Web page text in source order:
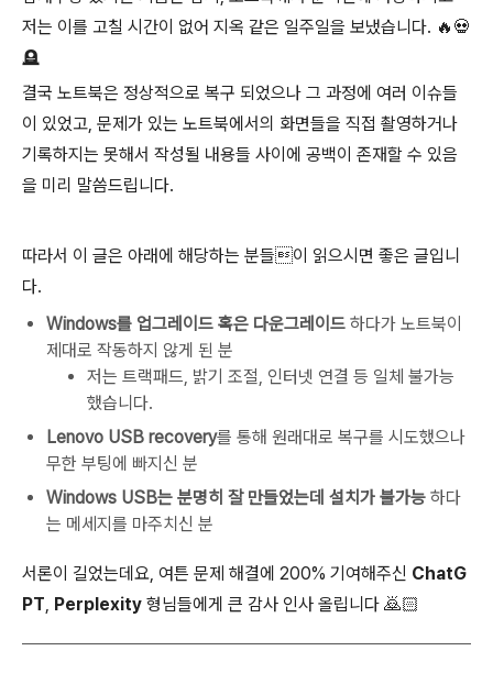
저는 이를 고칠 시간이 없어 지옥 같은 일주일을 보냈습니다. 🔥💀
🪦
결국 노트북은 정상적으로 복구 되었으나 그 과정에 여러 이슈들
이 있었고, 문제가 있는 노트북에서의 화면들을 직접 촬영하거나
기록하지는 못해서 작성될 내용들 사이에 공백이 존재할 수 있음
을 미리 말씀드립니다.
따라서 이 글은 아래에 해당하는 분들이 읽으시면 좋은 글입니
다.
Windows를 업그레이드 혹은 다운그레이드 하다가 노트북이
제대로 작동하지 않게 된 분
저는 트랙패드, 밝기 조절, 인터넷 연결 등 일체 불가능
했습니다.
Lenovo USB recovery를 통해 원래대로 복구를 시도했으나
무한 부팅에 빠지신 분
Windows USB는 분명히 잘 만들었는데 설치가 불가능 하다
는 메세지를 마주치신 분
서론이 길었는데요, 여튼 문제 해결에 200% 기여해주신 ChatG
PT, Perplexity 형님들에게 큰 감사 인사 올립니다 🙇🏻